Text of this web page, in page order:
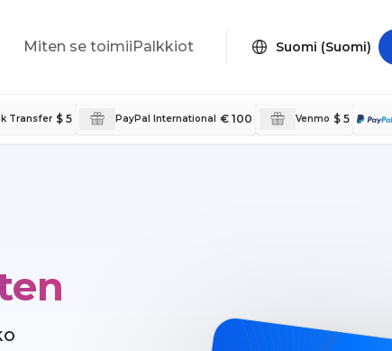
Miten se toimiiPalkkiot Suomi (Suomi)
Transfer $ 5 PayPal International € 100 Venmo $ 5